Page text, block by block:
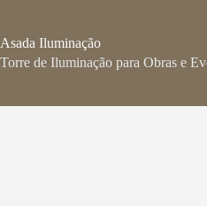
o
conteúdo
Asada Iluminação
Torre de Iluminação para Obras e